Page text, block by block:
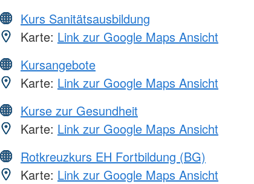
Kurs Sanitätsausbildung
Karte: Link zur Google Maps Ansicht
Kursangebote
Karte: Link zur Google Maps Ansicht
Kurse zur Gesundheit
Karte: Link zur Google Maps Ansicht
Rotkreuzkurs EH Fortbildung (BG)
Karte: Link zur Google Maps Ansicht